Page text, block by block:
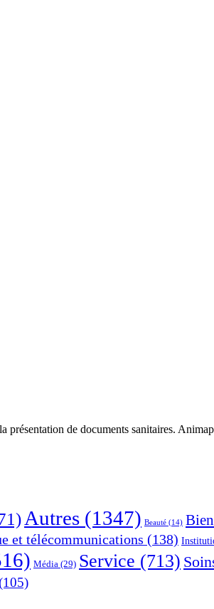
de documents sanitaires.
Autres (1347) Beauté (14)
et télécommunications (138)
Média (29) Service (713)